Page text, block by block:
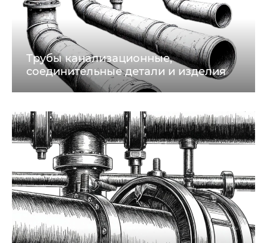
Трубы канализационные,
соединительные детали и изделия